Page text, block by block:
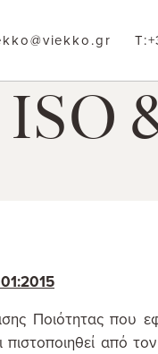
T:
Ποιότητας που
από